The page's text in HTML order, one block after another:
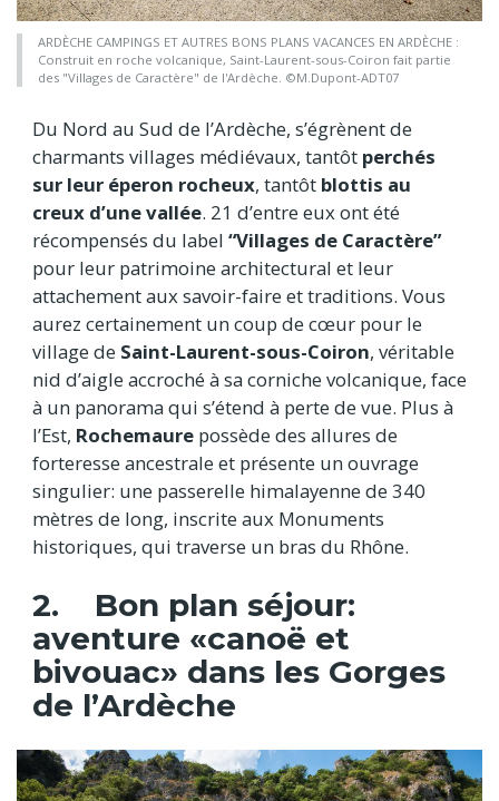
ARDÈCHE CAMPINGS ET AUTRES BONS PLANS VACANCES EN ARDÈCHE :
Construit en roche volcanique, Saint-Laurent-sous-Coiron fait partie
des "Villages de Caractère" de l'Ardèche. ©M.Dupont-ADT07
Du Nord au Sud de l’Ardèche, s’égrènent de
charmants villages médiévaux, tantôt perchés
sur leur éperon rocheux, tantôt blottis au
creux d’une vallée. 21 d’entre eux ont été
récompensés du label “Villages de Caractère”
pour leur patrimoine architectural et leur
attachement aux savoir-faire et traditions. Vous
aurez certainement un coup de cœur pour le
village de Saint-Laurent-sous-Coiron, véritable
nid d’aigle accroché à sa corniche volcanique, face
à un panorama qui s’étend à perte de vue. Plus à
l’Est, Rochemaure possède des allures de
forteresse ancestrale et présente un ouvrage
singulier: une passerelle himalayenne de 340
mètres de long, inscrite aux Monuments
historiques, qui traverse un bras du Rhône.
2. Bon plan séjour:
aventure «canoë et
bivouac» dans les Gorges
de l’Ardèche